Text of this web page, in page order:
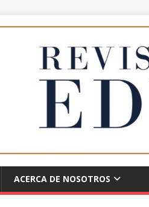
ACERCA DE NOSOTROS